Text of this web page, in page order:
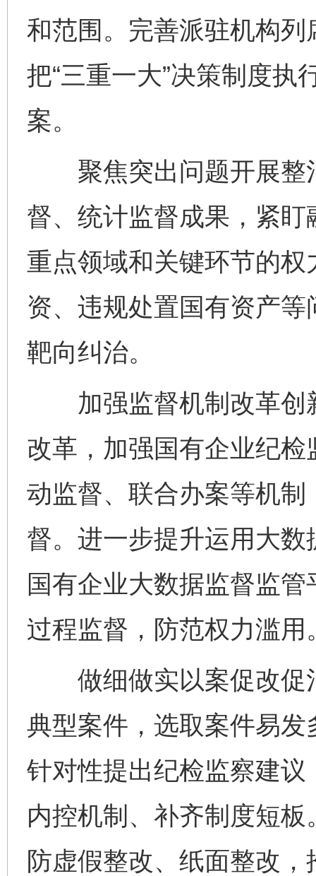
和范围。完善派驻机构
把“三重一大”决策制度执
案。
聚焦突出问题开展整
督、统计监督成果，紧
重点领域和关键环节的
资、违规处置国有资产
靶向纠治。
加强监督机制改革创
改革，加强国有企业纪检
动监督、联合办案等机
督。进一步提升运用大
国有企业大数据监督监
过程监督，防范权力滥用
做细做实以案促改促
典型案件，选取案件易
针对性提出纪检监察建
内控机制、补齐制度短板
防虚假整改、纸面整改